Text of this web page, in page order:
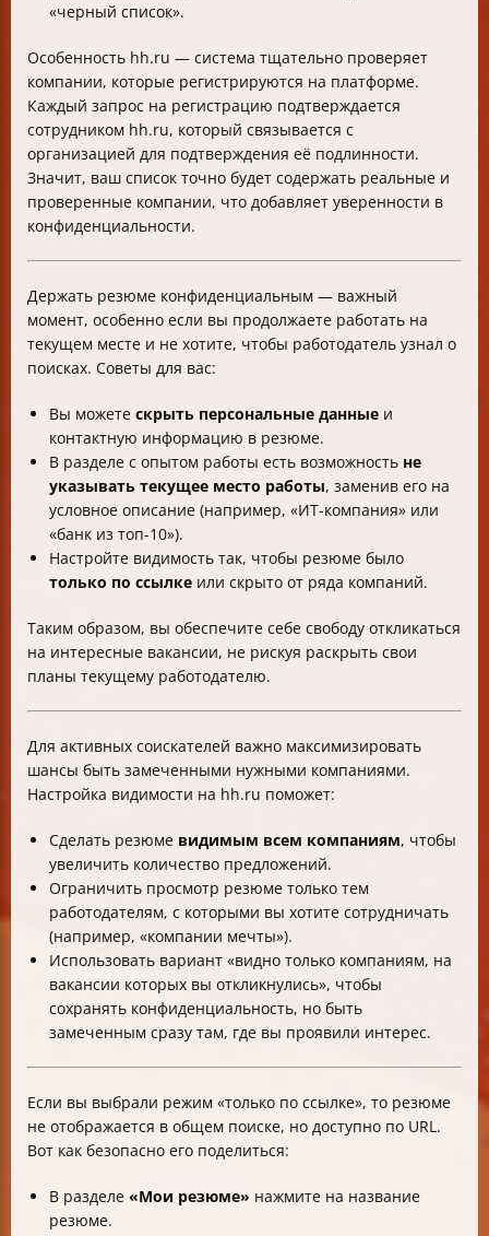
«черный список».
Особенность hh.ru — система тщательно проверяет
компании, которые регистрируются на платформе.
Каждый запрос на регистрацию подтверждается
сотрудником hh.ru, который связывается с
организацией для подтверждения её подлинности.
Значит, ваш список точно будет содержать реальные и
проверенные компании, что добавляет уверенности в
конфиденциальности.
Держать резюме конфиденциальным — важный
момент, особенно если вы продолжаете работать на
текущем месте и не хотите, чтобы работодатель узнал о
поисках. Советы для вас:
Вы можете скрыть персональные данные и
контактную информацию в резюме.
В разделе с опытом работы есть возможность не
указывать текущее место работы, заменив его на
условное описание (например, «ИТ-компания» или
«банк из топ-10»).
Настройте видимость так, чтобы резюме было
только по ссылке или скрыто от ряда компаний.
Таким образом, вы обеспечите себе свободу откликаться
на интересные вакансии, не рискуя раскрыть свои
планы текущему работодателю.
Для активных соискателей важно максимизировать
шансы быть замеченными нужными компаниями.
Настройка видимости на hh.ru поможет:
Сделать резюме видимым всем компаниям, чтобы
увеличить количество предложений.
Ограничить просмотр резюме только тем
работодателям, с которыми вы хотите сотрудничать
(например, «компании мечты»).
Использовать вариант «видно только компаниям, на
вакансии которых вы откликнулись», чтобы
сохранять конфиденциальность, но быть
замеченным сразу там, где вы проявили интерес.
Если вы выбрали режим «только по ссылке», то резюме
не отображается в общем поиске, но доступно по URL.
Вот как безопасно его поделиться:
В разделе «Мои резюме» нажмите на название
резюме.